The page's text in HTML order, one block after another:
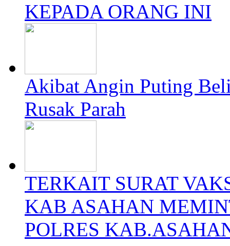
KEPADA ORANG INI
Akibat Angin Puting
Rusak Parah
TERKAIT SURAT
KAB ASAHAN
POLRES